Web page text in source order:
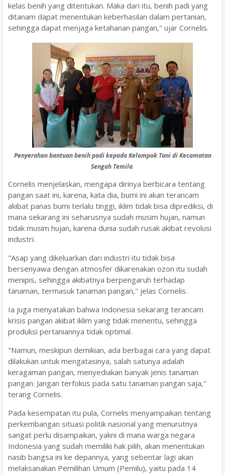
kelas benih yang ditentukan. Maka dari itu, benih padi yang
ditanam dapat menentukan keberhasilan dalam pertanian,
sehingga dapat menjaga ketahanan pangan," ujar Cornelis.
Penyerahan bantuan benih padi kepada Kelompok Tani di Kecamatan
Sengah Temila.
Cornelis menjelaskan, mengapa dirinya berbicara tentang
pangan saat ini, karena, kata dia, bumi ini akan terancam
akibat panas bumi terlalu tinggi, iklim tidak bisa diprediksi, di
mana sekarang ini seharusnya sudah musim hujan, namun
tidak musim hujan, karena dunia sudah rusak akibat revolusi
industri.
"Asap yang dikeluarkan dari industri itu tidak bisa
bersenyawa dengan atmosfer dikarenakan ozon itu sudah
menipis, sehingga akibatnya berpengaruh terhadap
tanaman, termasuk tanaman pangan," jelas Cornelis.
Ia juga menyatakan bahwa Indonesia sekarang terancam
krisis pangan akibat iklim yang tidak menentu, sehingga
produksi pertaniannya tidak optimal.
"Namun, meskipun demikian, ada berbagai cara yang dapat
dilakukan untuk mengatasinya, salah satunya adalah
keragaman pangan, menyediakan banyak jenis tanaman
pangan. Jangan terfokus pada satu tanaman pangan saja,"
terang Cornelis.
Pada kesempatan itu pula, Cornelis menyampaikan tentang
perkembangan situasi politik nasional yang menurutnya
sangat perlu disampaikan, yakni di mana warga negara
Indonesia yang sudah memiliki hak pilih, akan menentukan
nasib bangsa ini ke depannya, yang sebentar lagi akan
melaksanakan Pemilihan Umum (Pemilu), yaitu pada 14